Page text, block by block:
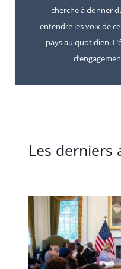
cherche à donner
entendre les voix de
pays au quotidien.
Les derniers